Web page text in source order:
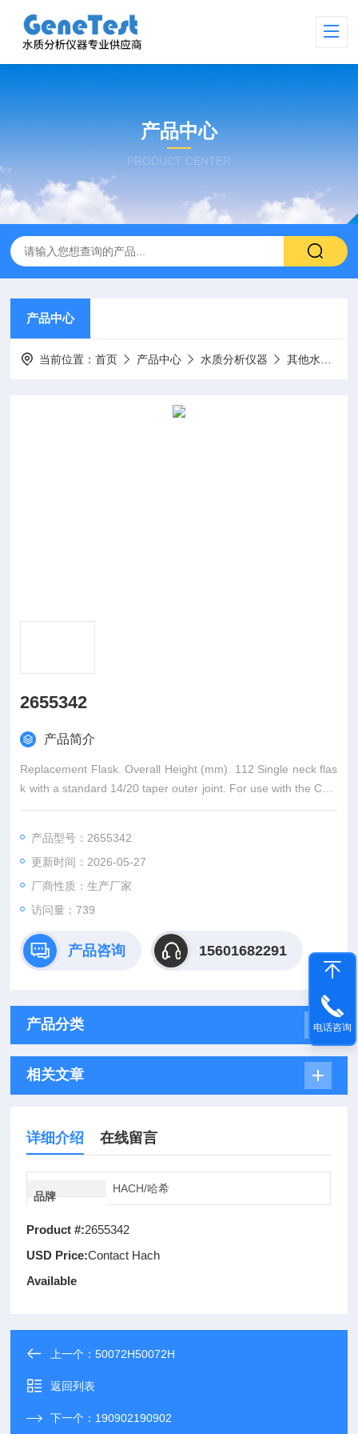
产品中心
PRODUCT CENTER
产品中心
当前位置：首页 产品中心 水质分析仪器 其他水质分析仪及配件
2655342
产品简介
Replacement Flask. Overall Height (mm). 112 Single neck flas
k with a standard 14/20 taper outer joint. For use with the Cold
Vapro Mercury Set. 100mL Capacity.
产品型号：2655342
更新时间：2026-05-27
厂商性质：生产厂家
访问量：739
产品咨询 15601682291
产品分类
相关文章
详细介绍 在线留言
品牌
HACH/哈希
Product #:2655342
USD Price:Contact Hach
Available
上一个：50072H50072H
返回列表
下一个： 190902190902
电话咨询